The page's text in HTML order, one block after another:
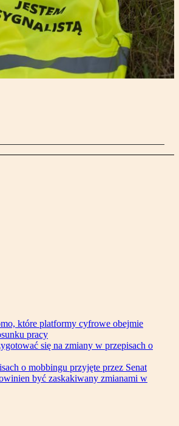
które platformy cyfrowe obejmie
pracy
się na zmiany w przepisach o
o mobbingu przyjęte przez Senat
być zaskakiwany zmianami w